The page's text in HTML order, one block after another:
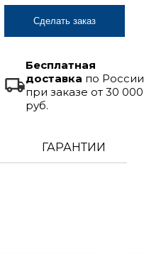
Сделать заказ
Бесплатная
доставка по России
при заказе от 30 000
руб.
ГАРАНТИИ